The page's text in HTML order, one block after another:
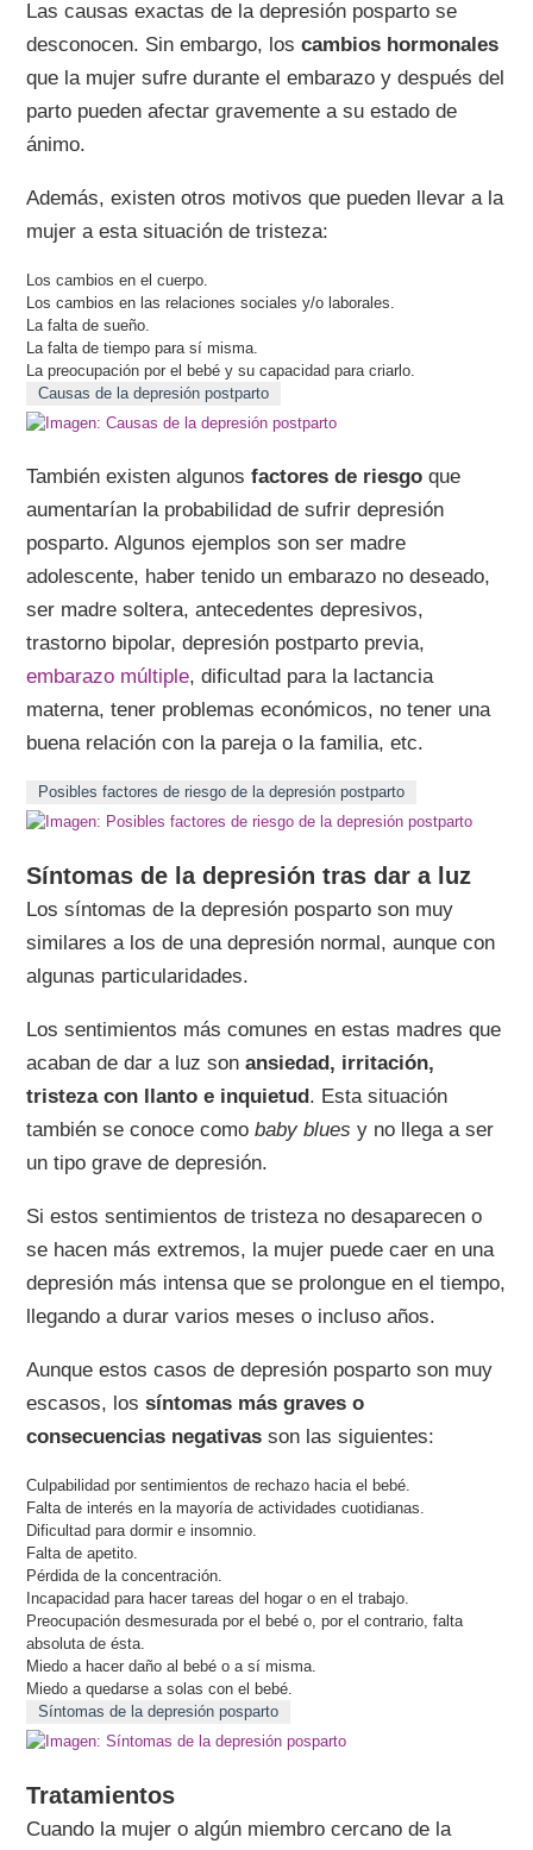
Las causas exactas de la depresión posparto se
desconocen. Sin embargo, loscambios hormonales
que la mujer sufre durante el embarazo y después del
parto pueden afectar gravemente a su estado de
ánimo.
Además, existen otros motivos que pueden llevar a la
mujer a esta situación de tristeza:
Los cambios en el cuerpo.
Los cambios en las relaciones sociales y/o laborales.
La falta de sueño.
La falta de tiempo para sí misma.
La preocupación por el bebé y su capacidad para criarlo.
Causas de la depresión postparto
También existen algunosfactores de riesgo que
aumentarían la probabilidad de sufrir depresión
posparto. Algunos ejemplos son ser madre
adolescente, haber tenido un embarazo no deseado,
ser madre soltera, antecedentes depresivos,
trastorno bipolar, depresión postparto previa,
embarazo múltiple, dificultad para la lactancia
materna, tener problemas económicos, no tener una
buena relación con la pareja o la familia, etc.
Posibles factores de riesgo de la depresión postparto
Síntomas de la depresión tras dar a luz
Los síntomas de la depresión posparto son muy
similares a los de una depresión normal, aunque con
algunas particularidades.
Los sentimientos más comunes en estas madres que
acaban de dar a luz sonansiedad, irritación,
tristeza con llanto e inquietud. Esta situación
también se conoce comobaby blues y no llega a ser
un tipo grave de depresión.
Si estos sentimientos de tristeza no desaparecen o
se hacen más extremos, la mujer puede caer en una
depresión más intensa que se prolongue en el tiempo,
llegando a durar varios meses o incluso años.
Aunque estos casos de depresión posparto son muy
escasos, lossíntomas más graves o
consecuencias negativas son las siguientes:
Culpabilidad por sentimientos de rechazo hacia el bebé.
Falta de interés en la mayoría de actividades cuotidianas.
Dificultad para dormir e insomnio.
Falta de apetito.
Pérdida de la concentración.
Incapacidad para hacer tareas del hogar o en el trabajo.
Preocupación desmesurada por el bebé o, por el contrario, falta
absoluta de ésta.
Miedo a hacer daño al bebé o a sí misma.
Miedo a quedarse a solas con el bebé.
Síntomas de la depresión posparto
Tratamientos
Cuando la mujer o algún miembro cercano de la